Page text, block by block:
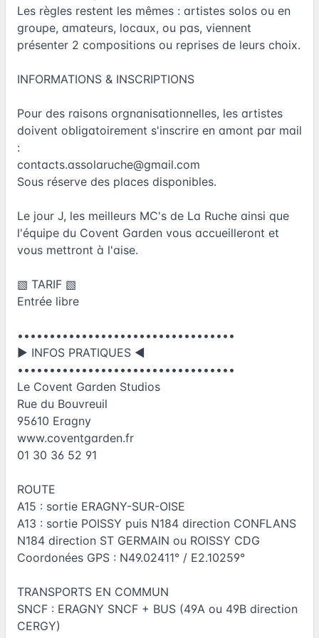
Les règles restent les mêmes : artistes solos ou en
groupe, amateurs, locaux, ou pas, viennent
présenter 2 compositions ou reprises de leurs choix.
INFORMATIONS & INSCRIPTIONS
Pour des raisons orgnanisationnelles, les artistes
doivent obligatoirement s'inscrire en amont par mail
:
contacts.assolaruche@gmail.com
Sous réserve des places disponibles.
Le jour J, les meilleurs MC's de La Ruche ainsi que
l'équipe du Covent Garden vous accueilleront et
vous mettront à l'aise.
▧ TARIF ▧
Entrée libre
••••••••••••••••••••••••••••••••••
► INFOS PRATIQUES ◄
••••••••••••••••••••••••••••••••••
Le Covent Garden Studios
Rue du Bouvreuil
95610 Eragny
www.coventgarden.fr
01 30 36 52 91
ROUTE
A15 : sortie ERAGNY-SUR-OISE
A13 : sortie POISSY puis N184 direction CONFLANS
N184 direction ST GERMAIN ou ROISSY CDG
Coordonées GPS : N49.02411° / E2.10259°
TRANSPORTS EN COMMUN
SNCF : ERAGNY SNCF + BUS (49A ou 49B direction
CERGY)